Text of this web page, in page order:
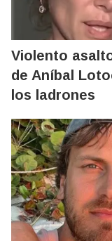
Violento
de Aníbal
los ladrones